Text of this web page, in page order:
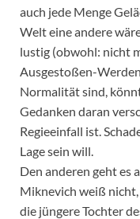
auch jede Menge
Welt eine andere
lustig (obwohl: nicht
Ausgestoßen-
Normalität sind,
Gedanken daran
Regieeinfall ist.
Lage sein will.
Den anderen geht es
Miknevich weiß nicht,
die jüngere Tochter